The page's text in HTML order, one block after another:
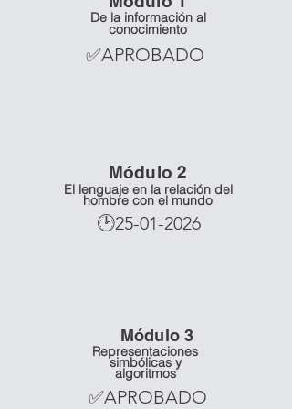
De la información al
conocimiento
✅APROBADO
Módulo 2
El lenguaje en la relación del
hombre con el mundo
🕑25-01-2026
Módulo 3
Representaciones
simbólicas y
algoritmos
✅APROBADO